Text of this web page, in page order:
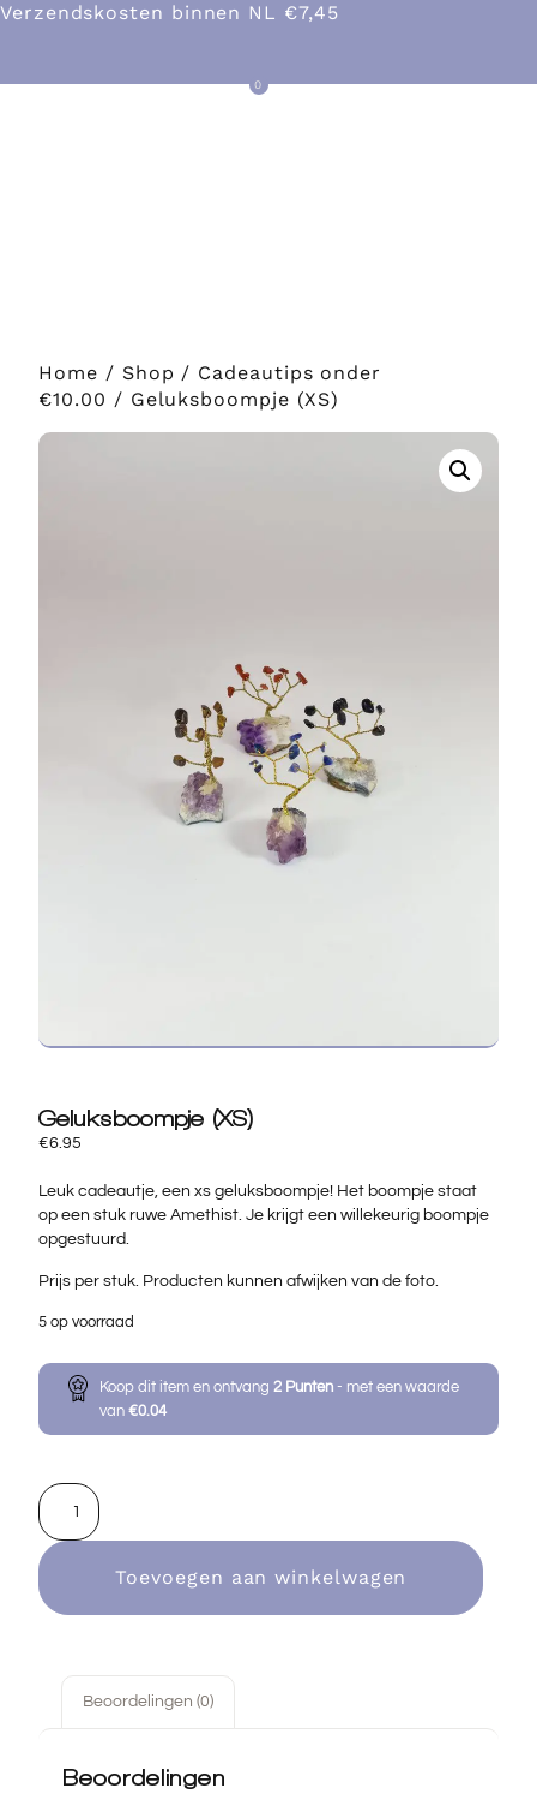
Verzendskosten binnen NL €7,45
0
Home / Shop / Cadeautips onder
€10.00 / Geluksboompje (XS)
Geluksboompje (XS)
€6.95
Leuk cadeautje, een xs geluksboompje! Het boompje staat
op een stuk ruwe Amethist. Je krijgt een willekeurig boompje
opgestuurd.
Prijs per stuk. Producten kunnen afwijken van de foto.
5 op voorraad
Koop dit item en ontvang2 Punten - met een waarde
van€0.04
Toevoegen aan winkelwagen
Beoordelingen (0)
Beoordelingen